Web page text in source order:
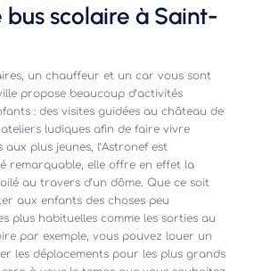
scolaire à Saint-
un chauffeur et un car vous sont
propose beaucoup d’activités
: des visites guidées au château de
ludiques afin de faire vivre
aux plus jeunes, l’Astronef est
remarquable, elle offre en effet la
au travers d’un dôme. Que ce soit
aux enfants des choses peu
plus habituelles comme les sorties au
par exemple, vous pouvez louer un
les déplacements pour les plus grands